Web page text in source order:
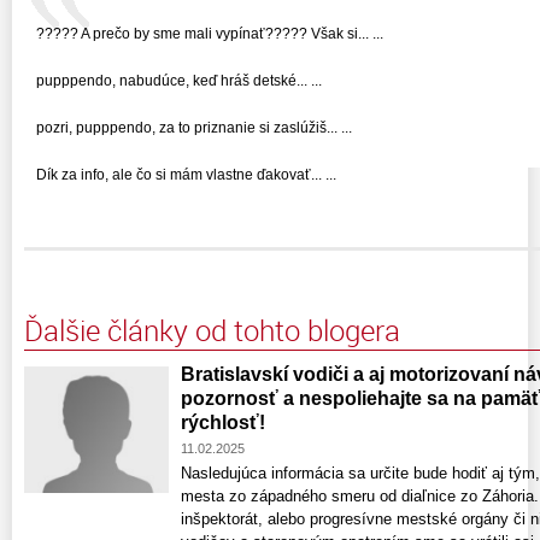
????? A prečo by sme mali vypínať????? Však si... ...
pupppendo, nabudúce, keď hráš detské... ...
pozri, pupppendo, za to priznanie si zaslúžiš... ...
Dík za info, ale čo si mám vlastne ďakovať... ...
Ďalšie články od tohto blogera
Bratislavskí vodiči a aj motorizovaní
pozornosť a nespoliehajte sa na
rýchlosť!
11.02.2025
Nasledujúca informácia sa určite bude hodiť aj
mesta zo západného smeru od diaľnice zo
inšpektorát, alebo progresívne mestské orgány či